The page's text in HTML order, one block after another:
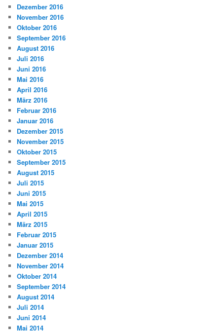
Dezember 2016
November 2016
Oktober 2016
September 2016
August 2016
Juli 2016
Juni 2016
Mai 2016
April 2016
März 2016
Februar 2016
Januar 2016
Dezember 2015
November 2015
Oktober 2015
September 2015
August 2015
Juli 2015
Juni 2015
Mai 2015
April 2015
März 2015
Februar 2015
Januar 2015
Dezember 2014
November 2014
Oktober 2014
September 2014
August 2014
Juli 2014
Juni 2014
Mai 2014